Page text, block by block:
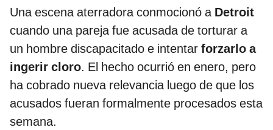
Una escena aterradora conmocionó a Detroit
cuando una pareja fue acusada de torturar a
un hombre discapacitado e intentar forzarlo a
ingerir cloro. El hecho ocurrió en enero, pero
ha cobrado nueva relevancia luego de que los
acusados fueran formalmente procesados esta
semana.